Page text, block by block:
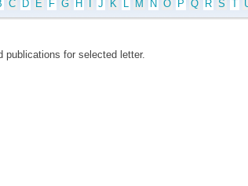
C D E F G H J K L M N O P Q R S T
publications for selected letter.